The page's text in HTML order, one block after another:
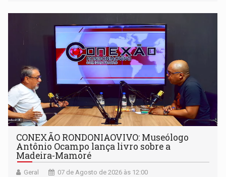
CONEXÃO RONDONIAOVIVO: Museólogo
Antônio Ocampo lança livro sobre a
Madeira-Mamoré
Geral 07 de Agosto de 2026 às 12:00